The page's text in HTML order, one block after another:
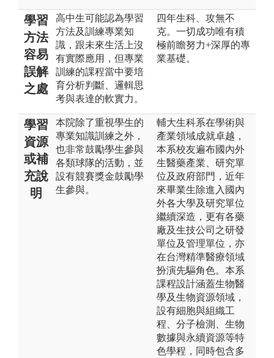
學習
方法
容易
誤解
之處
高中生可能認為學習
方法及訓練專業知
識，跟未來生活上沒
有實際應用，但專業
訓練的課程當中要培
育分析判斷、邏輯思
考與表達的軟實力。
四年生科、攻無不
克。一切成功唯有積
極前瞻努力+深厚的專
業基礎。
學習
資源
或補
充說
明
本院除了重視學生的
專業知識訓練之外，
也非常鼓勵學生參與
各類球隊的活動，並
設有競賽獎金鼓勵學
生參與。
輔大生科系在學術與
產業領域成就卓越，
本系校友遍布國內外
生醫藥產業、研究單
位及政府部門，近年
來畢業生除進入國內
外各大學及研究單位
繼續深造，更有各藥
廠及生技公司之研發
單位及管理單位，亦
在台灣精準醫療領域
扮演先驅角色。本系
課程設計涵蓋生物醫
學及生物資源領域，
設有細胞與組織工
程、分子檢測、生物
數據與永續資源等特
色學程，同時包含多